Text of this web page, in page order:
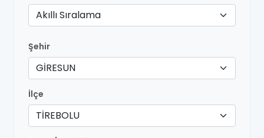
Akıllı Sıralama
Şehir
GİRESUN
İlçe
TİREBOLU